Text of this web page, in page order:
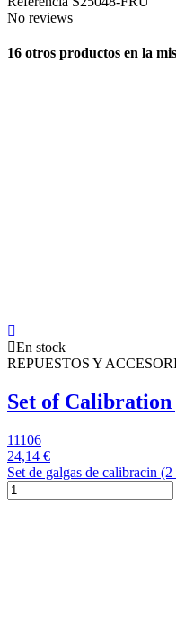
No reviews
16 otros productos en la
En stock
REPUESTOS Y
Set of Calibration
11106
24,14 €
Set de galgas de calibracin (2